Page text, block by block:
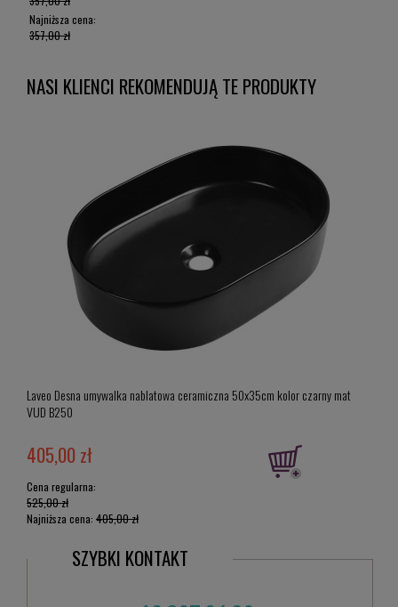
Najniższa cena:
357,00 zł
NASI KLIENCI REKOMENDUJĄ TE PRODUKTY
Laveo Desna umywalka nablatowa ceramiczna 50x35cm kolor czarny mat
VUD B250
405,00 zł
Cena regularna:
525,00 zł
Najniższa cena: 405,00 zł
SZYBKI KONTAKT